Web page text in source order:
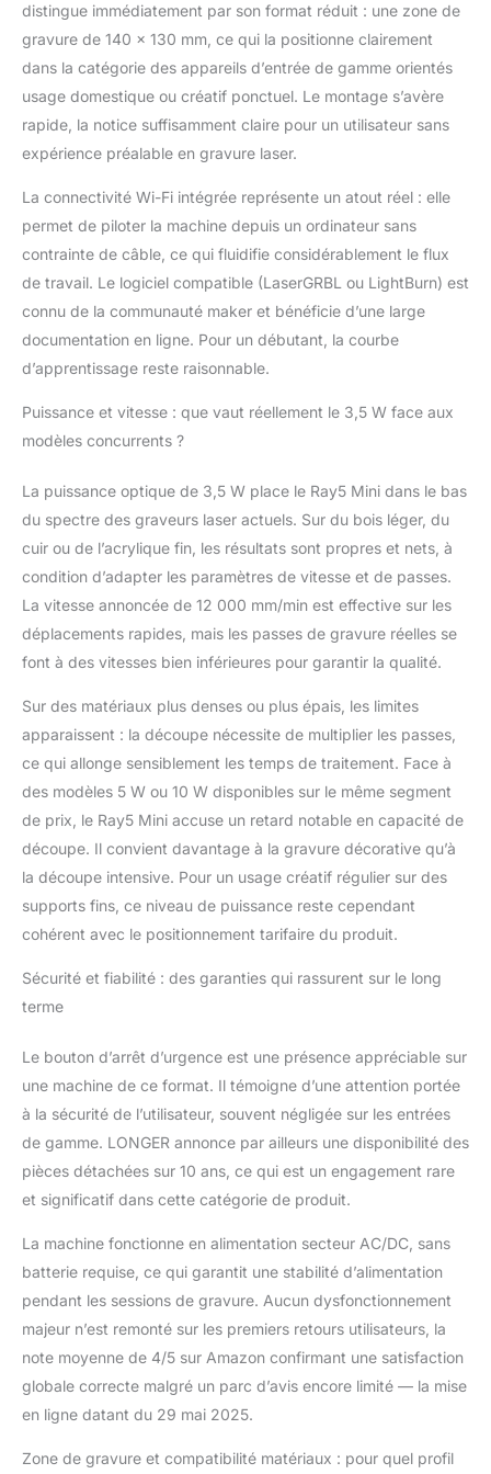
l’exposition directe au
laser. Un interrupteur
assure en outre une
sécurité maximale –
conforme à la directive
européenne sur les
(2006/42/CE)."
"Gravure haute
précision : le LONGER
RAY5 Mini offre des
gravures précises
grâce à un point laser
ultrafin de 0,04 × 0,04
précision de 0,01 mm.
Idéal pour des designs
riches en détails et des
atteindre 12 000
mm/min." "Connexion
flexible et logiciels
compatibles :
connectez l’appareil via
USB, Wi-Fi ou
application – un mode
hors ligne est
Compatible avec
LaserGRBL (gratuit) et
LightBurn (payant). Le
service client est à
votre disposition à tout
moment avec un
support technique."
"Gravure et découpe
polyvalentes : que ce
soit le bois, le cuir, le
métal ou l’acrylique – le
plus de 300 matériaux.
pour les travaux
manuels, les cadeaux
personnalisés ou une
utilisation dans de
petits ateliers."
distingue immédiatement par son format réduit : une zone de
gravure de 140 x 130 mm, ce qui la positionne clairement
dans la catégorie des appareils d’entrée de gamme orientés
usage domestique ou créatif ponctuel. Le montage s’avère
rapide, la notice suffisamment claire pour un utilisateur sans
expérience préalable en gravure laser.
La connectivité Wi-Fi intégrée représente un atout réel : elle
permet de piloter la machine depuis un ordinateur sans
contrainte de câble, ce qui fluidifie considérablement le flux
de travail. Le logiciel compatible (LaserGRBL ou LightBurn) est
connu de la communauté maker et bénéficie d’une large
documentation en ligne. Pour un débutant, la courbe
d’apprentissage reste raisonnable.
Puissance et vitesse : que vaut réellement le 3,5 W face aux
modèles concurrents ?
La puissance optique de 3,5 W place le Ray5 Mini dans le bas
du spectre des graveurs laser actuels. Sur du bois léger, du
cuir ou de l’acrylique fin, les résultats sont propres et nets, à
condition d’adapter les paramètres de vitesse et de passes.
La vitesse annoncée de 12 000 mm/min est effective sur les
déplacements rapides, mais les passes de gravure réelles se
font à des vitesses bien inférieures pour garantir la qualité.
Sur des matériaux plus denses ou plus épais, les limites
apparaissent : la découpe nécessite de multiplier les passes,
ce qui allonge sensiblement les temps de traitement. Face à
des modèles 5 W ou 10 W disponibles sur le même segment
de prix, le Ray5 Mini accuse un retard notable en capacité de
découpe. Il convient davantage à la gravure décorative qu’à
la découpe intensive. Pour un usage créatif régulier sur des
supports fins, ce niveau de puissance reste cependant
cohérent avec le positionnement tarifaire du produit.
Sécurité et fiabilité : des garanties qui rassurent sur le long
terme
Le bouton d’arrêt d’urgence est une présence appréciable sur
une machine de ce format. Il témoigne d’une attention portée
à la sécurité de l’utilisateur, souvent négligée sur les entrées
de gamme. LONGER annonce par ailleurs une disponibilité des
pièces détachées sur 10 ans, ce qui est un engagement rare
et significatif dans cette catégorie de produit.
La machine fonctionne en alimentation secteur AC/DC, sans
batterie requise, ce qui garantit une stabilité d’alimentation
pendant les sessions de gravure. Aucun dysfonctionnement
majeur n’est remonté sur les premiers retours utilisateurs, la
note moyenne de 4/5 sur Amazon confirmant une satisfaction
globale correcte malgré un parc d’avis encore limité — la mise
en ligne datant du 29 mai 2025.
Zone de gravure et compatibilité matériaux : pour quel profil